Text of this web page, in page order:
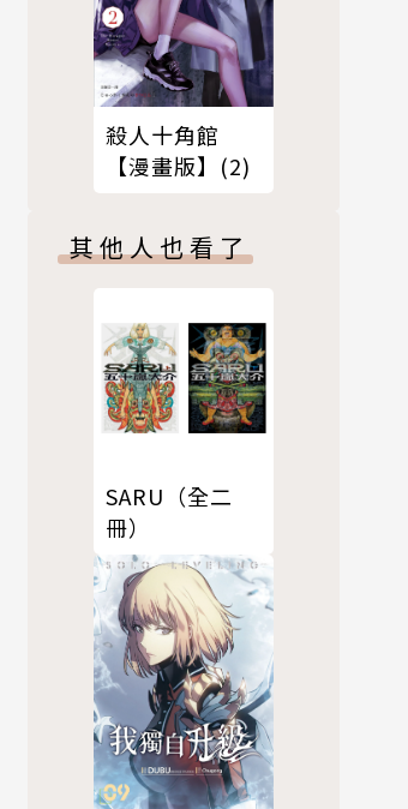
殺人十角館
【漫畫版】(2)
其他人也看了
SARU（全二
冊）